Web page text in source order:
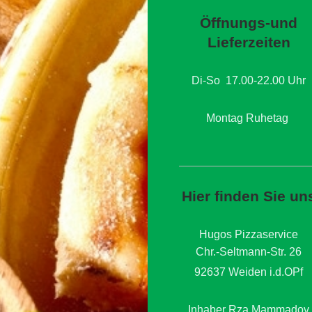
Öffnungs-und
Lieferzeiten
Di-So 17.00-22.00 Uhr
Montag Ruhetag
Hier finden Sie
Hugos Pizzaservice
Chr.-Seltmann-Str. 26
92637 Weiden i.d.OPf
Inhaber Rza Mammadov